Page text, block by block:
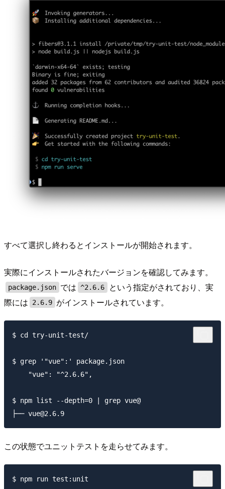
すべて選択し終わるとインストールが開始されます。
実際にインストールされたバージョンを確認してみます。
package.json では ^2.6.6
という指定がされており、実
際には
2.6.9 がインストールされています。
$ cd try-unit-test/
$ grep '"vue":' package.json
    "vue": "^2.6.6",
$ npm list --depth=0 | grep vue@
この状態でユニットテストを走らせてみます。